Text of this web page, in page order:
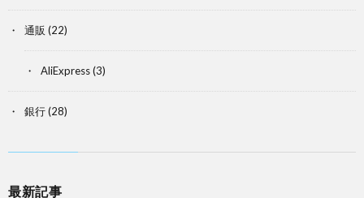
通販 (22)
AliExpress(3)
銀行(28)
最新記事